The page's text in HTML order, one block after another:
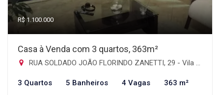
R$ 1.100.000
Casa à Venda com 3 quartos, 363m²
RUA SOLDADO JOÃO FLORINDO ZANETTI, 29 - Vila Silveira, Guarulhos-SP
3 Quartos 5 Banheiros 4 Vagas 363 m²